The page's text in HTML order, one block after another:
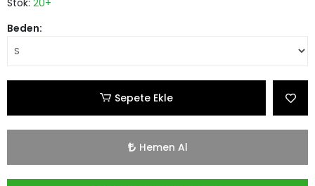
Beden:
Sepete Ekle
Hemen Al